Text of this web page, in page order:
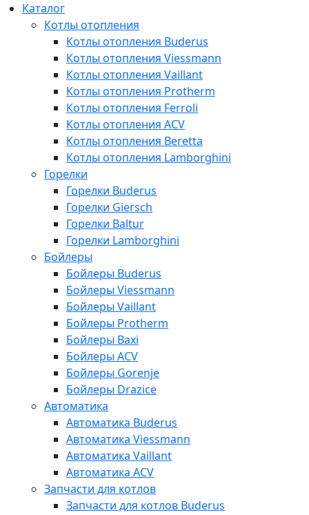
Каталог
Котлы отопления
Котлы отопления Buderus
Котлы отопления Viessmann
Котлы отопления Vaillant
Котлы отопления Protherm
Котлы отопления Ferroli
Котлы отопления ACV
Котлы отопления Beretta
Котлы отопления Lamborghini
Горелки
Горелки Buderus
Горелки Giersch
Горелки Baltur
Горелки Lamborghini
Бойлеры
Бойлеры Buderus
Бойлеры Viessmann
Бойлеры Vaillant
Бойлеры Protherm
Бойлеры Baxi
Бойлеры ACV
Бойлеры Gorenje
Бойлеры Drazice
Автоматика
Автоматика Buderus
Автоматика Viessmann
Автоматика Vaillant
Автоматика ACV
Запчасти для котлов
Запчасти для котлов Buderus